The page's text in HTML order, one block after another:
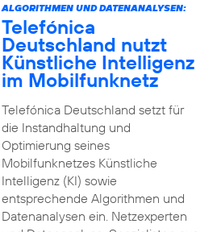
ALGORITHMEN UND DATENANALYSEN:
Telefónica
Deutschland nutzt
Künstliche Intelligenz
im Mobilfunknetz
Telefónica Deutschland setzt für
die Instandhaltung und
Optimierung seines
Mobilfunknetzes Künstliche
Intelligenz (KI) sowie
entsprechende Algorithmen und
Datenanalysen ein. Netzexperten